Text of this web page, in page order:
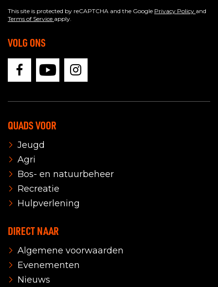
This site is protected by reCAPTCHA and the Google Privacy Policy and
Terms of Service apply.
VOLG ONS
QUADS VOOR
Jeugd
Agri
Bos- en natuurbeheer
Recreatie
Hulpverlening
DIRECT NAAR
Algemene voorwaarden
Evenementen
Nieuws